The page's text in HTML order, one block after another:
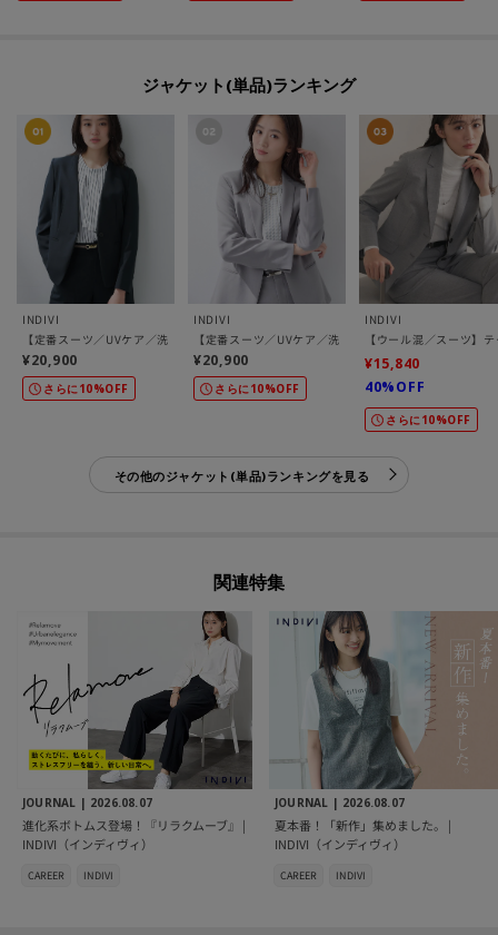
ジャケット(単品)ランキング
INDIVI
【定番スーツ／UVケア／洗える】ウール調ノーカラージャケット
¥20,900
さらに10%OFF
INDIVI
【定番スーツ／UVケア／洗える】ウール調テーラード
¥20,900
さらに10%OFF
INDIVI
【ウール混／スーツ】
¥15,840
40%OFF
さらに10%OFF
その他のジャケット(単品)ランキングを見る
関連特集
JOURNAL | 2026.08.07
進化系ボトムス登場！『リラクムーブ』 |
INDIVI（インディヴィ）
CAREER INDIVI
JOURNAL | 2026.08.07
夏本番！「新作」集めました。 |
INDIVI（インディヴィ）
CAREER INDIVI